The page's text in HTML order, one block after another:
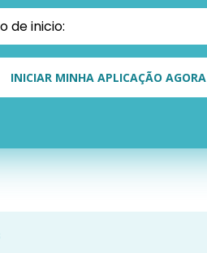
INICIAR MINHA APLICAÇÃO AGORA